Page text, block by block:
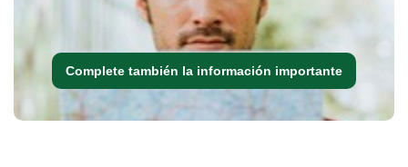
Complete también la información importante